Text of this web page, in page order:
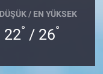
/ EN YÜKSEK
22° / 26°